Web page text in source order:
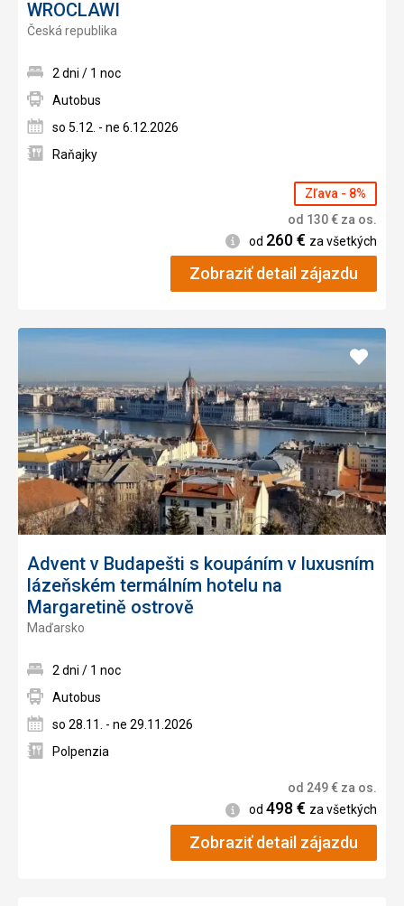
WROCLAWI
Česká republika
2 dni / 1 noc
Autobus
so 5.12. - ne 6.12.2026
Raňajky
Zľava - 8%
od 130€ za os.
Informácie
od 260€ za všetkých
Zobraziť detail zájazdu
Advent v Budapešti s koupáním v luxusním
lázeňském termálním hotelu na
Margaretině ostrově
Maďarsko
Pridať
2 dni / 1 noc
Autobus
so 28.11. - ne 29.11.2026
Polpenzia
od 249€ za os.
Informácie
od 498 € za všetkých
Zobraziť detail zájazdu